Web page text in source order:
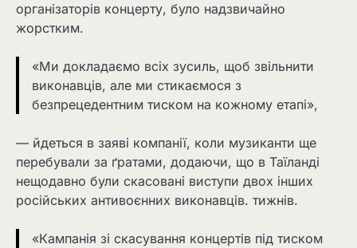
організаторів концерту, було надзвичайно
жорстким.
«Ми докладаємо всіх зусиль, щоб звільнити
виконавців, але ми стикаємося з
безпрецедентним тиском на кожному етапі»,
— йдеться в заяві компанії, коли музиканти ще
перебували за ґратами, додаючи, що в Таїланді
нещодавно були скасовані виступи двох інших
російських антивоєнних виконавців. тижнів.
«Кампанія зі скасування концертів під тиском